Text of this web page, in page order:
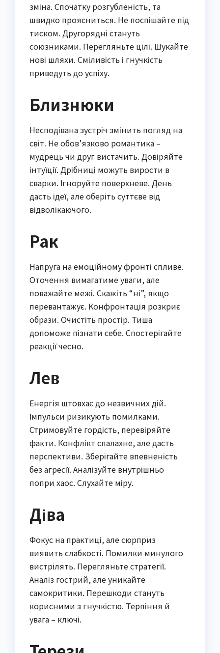
зміна. Спочатку розгубленість, та
швидко проясниться. Не поспішайте під
тиском. Другорядні стануть
союзниками. Перегляньте цілі. Шукайте
нові шляхи. Сміливість і гнучкість
приведуть до успіху.
Близнюки
Несподівана зустріч змінить погляд на
світ. Не обов’язково романтика –
мудрець чи друг вистачить. Довіряйте
інтуїції. Дрібниці можуть вирости в
сварки. Ігноруйте поверхневе. День
дасть ідеї, але оберіть суттєве від
відволікаючого.
Рак
Напруга на емоційному фронті спливе.
Оточення вимагатиме уваги, але
поважайте межі. Скажіть “ні”, якщо
перевантажує. Конфронтація розкриє
образи. Очистіть простір. Тиша
допоможе пізнати себе. Спостерігайте
реакції чесно.
Лев
Енергія штовхає до незвичних дій.
Імпульси ризикують помилками.
Стримовуйте гордість, перевіряйте
факти. Конфлікт спалахне, але дасть
перспективи. Зберігайте впевненість
без агресії. Аналізуйте внутрішньо
попри хаос. Слухайте міру.
Діва
Фокус на практиці, але сюрприз
виявить слабкості. Помилки минулого
вистрілять. Перегляньте стратегії.
Аналіз гострий, але уникайте
самокритики. Перешкоди стануть
корисними з гнучкістю. Терпіння й
увага – ключі.